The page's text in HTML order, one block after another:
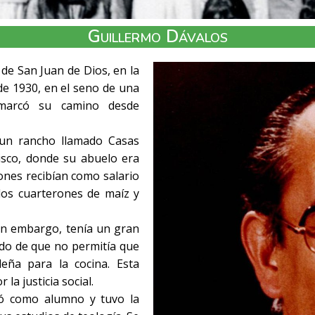
Guillermo Dávalos
San Juan de Dios, en la
1930, en el seno de una
su camino desde
rancho llamado Casas
donde su abuelo era
recibían como salario
cuarterones de maíz y
embargo, tenía un gran
de que no permitía que
para la cocina. Esta
la justicia social.
como alumno y tuvo la